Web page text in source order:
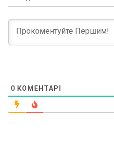
0 КОМЕНТАРІ